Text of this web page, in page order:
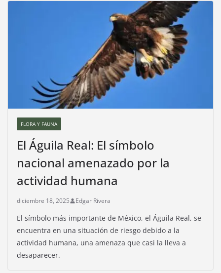
FLORA Y FAUNA
El Águila Real: El símbolo
nacional amenazado por la
actividad humana
diciembre 18, 2025 Edgar Rivera
El símbolo más importante de México, el Águila Real, se
encuentra en una situación de riesgo debido a la
actividad humana, una amenaza que casi la lleva a
desaparecer.